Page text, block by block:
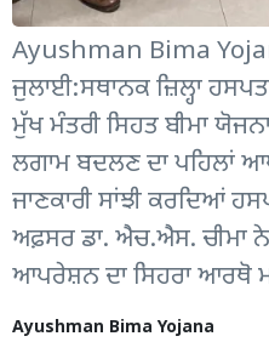
Ayushman Bima
ਜੁਲਾਈ:ਸਥਾਨਕ ਜ਼ਿਲ੍ਹਾ
ਮੁੱਖ ਮੰਤਰੀ ਸਿਹਤ ਬੀਮਾ
ਲਗਾਮ ਬਦਲਣ ਦਾ ਪਹਿਲਾਂ
ਜਾਣਕਾਰੀ ਸਾਂਝੀ ਕਰਦਿਆਂ
ਅਫ਼ਸਰ ਡਾ. ਐਚ.ਐਸ. ਚੀਮਾ
ਆਪਰੇਸ਼ਨ ਦਾ ਸਿਹਰਾ ਆਰਥੋ
Ayushman Bima Yojana